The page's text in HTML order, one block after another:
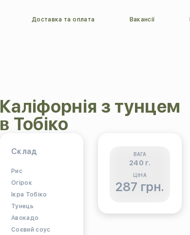
Доставка та оплата Вакансії
Каліфорнія з тунцем
в Тобіко
Склад
Рис
Огірок
Ікра Тобіко
Тунець
Авокадо
Соєвий соус
ВАГА
240 г.
ЦІНА
287 грн.